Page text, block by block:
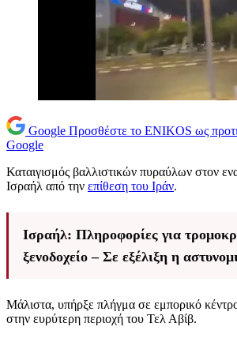
Google Προσθέστε το ENIKOS ως
Google
Καταιγισμός βαλλιστικών πυραύλων στον
Ισραήλ από την επίθεση του Ιράν.
Ισραήλ: Πληροφορίες για
ξενοδοχείο – Σε εξέλιξη η
Μάλιστα, υπήρξε πλήγμα σε εμπορικό
στην ευρύτερη περιοχή του Τελ Αβίβ.